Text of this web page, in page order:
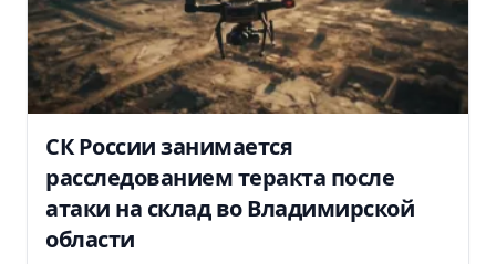
СК России занимается
расследованием теракта после
атаки на склад во Владимирской
области